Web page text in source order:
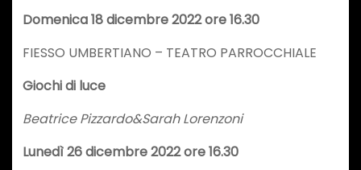
Domenica 18 dicembre 2022 ore 16.30
FIESSO UMBERTIANO – TEATRO PARROCCHIALE
Giochi di luce
Beatrice Pizzardo&Sarah Lorenzoni
Lunedì 26 dicembre 2022 ore 16.30